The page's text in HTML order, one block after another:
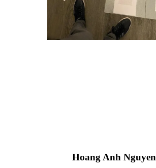
Hoang Anh Nguyen